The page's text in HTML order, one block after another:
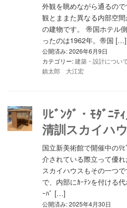
外観を眺めながら通るの
観とままた異なる内部空
の建物です。 帝国ホテル
ったのは1962年。帝国 […]
公開済み: 2026年6月9日
カテゴリー:建築・設計につい
鎮太郎 大江宏
ﾘﾋﾞﾝｸﾞ・ﾓﾀﾞﾆ
清訓スカイハ
国立新美術館で開催中のﾘ
介されている際立って優
スカイハウスもその一つ
で、内部にｶｰﾃﾝを付ける
ｰﾊﾞ […]
公開済み: 2025年4月30日